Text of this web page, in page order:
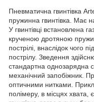
Пневматична гвинтівка
пружинна гвинтівка. Має
У гвинтівці встановлена
крученою дротяною
пострілі, внаслідок чого
пострілу. Зведення
стандартна однозарядна
механічний запобіжник.
оптичними нитками.
полімеру, в місцях хвата,